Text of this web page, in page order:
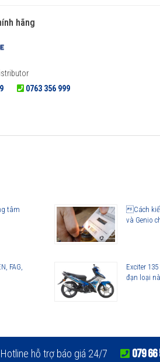
hãng
0763 356 999
tâm
Cách
và Genio
FAG,
Exciter
đạn loại
Hotline hỗ trợ báo giá 24/7 079 66